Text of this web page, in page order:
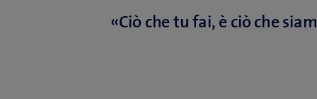
«Ciò che tu fai, è ciò che